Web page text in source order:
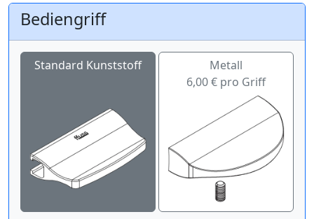
Bediengriff
Standard Kunststoff
Metall
6,00 € pro Griff